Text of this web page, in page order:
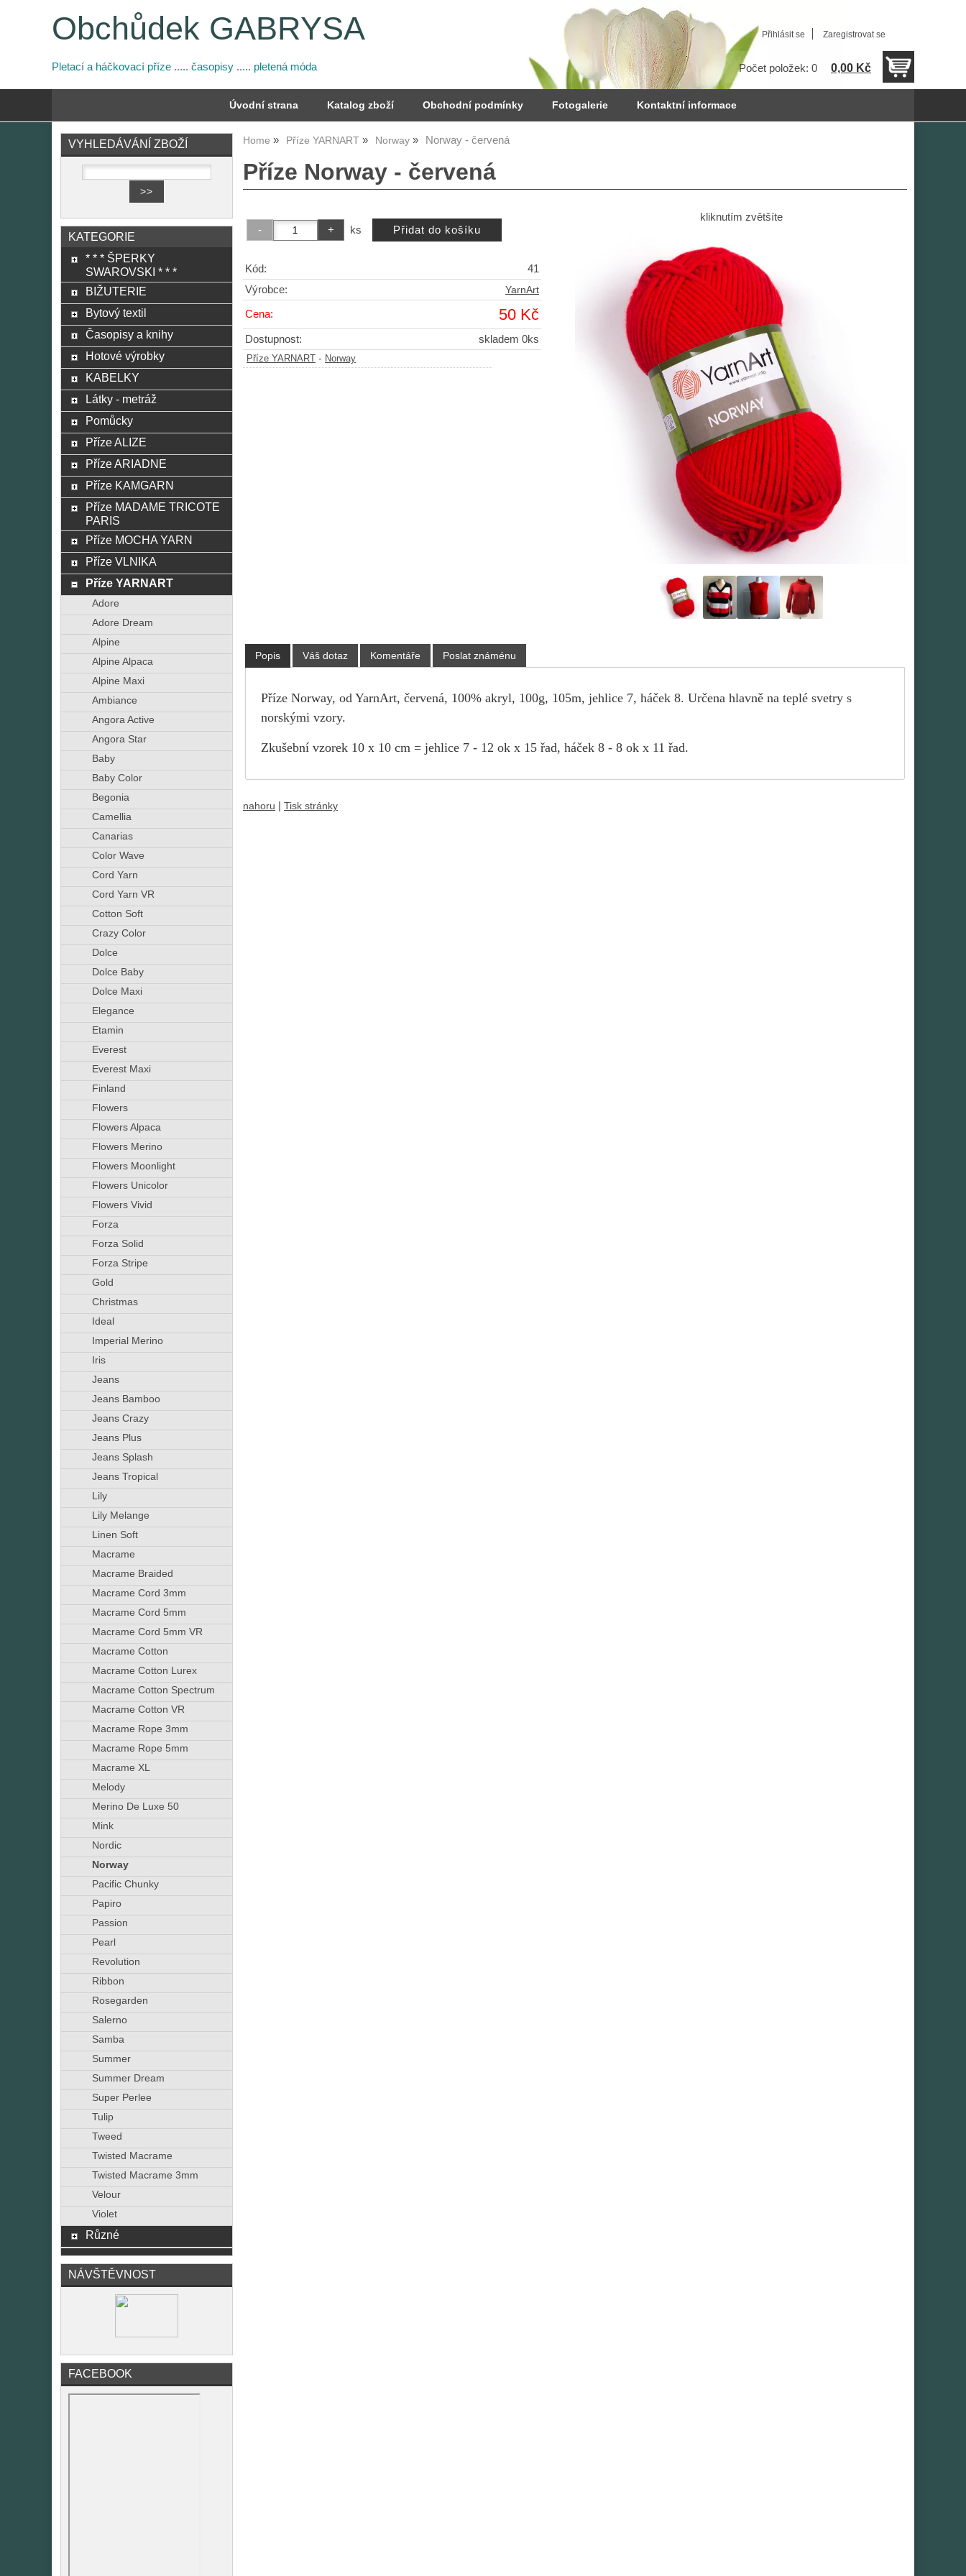
Přihlásit se Zaregistrovat se
Počet položek: 0 0,00 Kč
Obchůdek GABRYSA
Pletací a háčkovací příze ..... časopisy ..... pletená móda
Úvodní strana Katalog zboží Obchodní podmínky Fotogalerie Kontaktní informace
Home Příze YARNART Norway Norway - červená
Příze Norway - červená
kliknutím zvětšíte
ks
Kód:
41
Výrobce:
YarnArt
Cena: 50 Kč
Dostupnost: skladem 0ks
Příze YARNART - Norway
Popis Váš dotaz Komentáře Poslat známénu
Příze Norway, od YarnArt, červená, 100% akryl, 100g, 105m, jehlice 7, háček 8. Určena hlavně na teplé svetry s
norskými vzory.
Zkušební vzorek 10 x 10 cm = jehlice 7 - 12 ok x 15 řad, háček 8 - 8 ok x 11 řad.
nahoru Tisk stránky
VYHLEDÁVÁNÍ ZBOŽÍ
KATEGORIE
* * * ŠPERKY
SWAROVSKI * * *
BIŽUTERIE
Bytový textil
Časopisy a knihy
Hotové výrobky
KABELKY
Látky - metráž
Pomůcky
Příze ALIZE
Příze ARIADNE
Příze KAMGARN
Příze MADAME TRICOTE
PARIS
Příze MOCHA YARN
Příze VLNIKA
Příze YARNART
Adore
Adore Dream
Alpine
Alpine Alpaca
Alpine Maxi
Ambiance
Angora Active
Angora Star
Baby
Baby Color
Begonia
Camellia
Canarias
Color Wave
Cord Yarn
Cord Yarn VR
Cotton Soft
Crazy Color
Dolce
Dolce Baby
Dolce Maxi
Elegance
Etamin
Everest
Everest Maxi
Finland
Flowers
Flowers Alpaca
Flowers Merino
Flowers Moonlight
Flowers Unicolor
Flowers Vivid
Forza
Forza Solid
Forza Stripe
Gold
Christmas
Ideal
Imperial Merino
Iris
Jeans
Jeans Bamboo
Jeans Crazy
Jeans Plus
Jeans Splash
Jeans Tropical
Lily
Lily Melange
Linen Soft
Macrame
Macrame Braided
Macrame Cord 3mm
Macrame Cord 5mm
Macrame Cord 5mm VR
Macrame Cotton
Macrame Cotton Lurex
Macrame Cotton Spectrum
Macrame Cotton VR
Macrame Rope 3mm
Macrame Rope 5mm
Macrame XL
Melody
Merino De Luxe 50
Mink
Nordic
Norway
Pacific Chunky
Papiro
Passion
Pearl
Revolution
Ribbon
Rosegarden
Salerno
Samba
Summer
Summer Dream
Super Perlee
Tulip
Tweed
Twisted Macrame
Twisted Macrame 3mm
Velour
Violet
Různé
NÁVŠTĚVNOST
FACEBOOK